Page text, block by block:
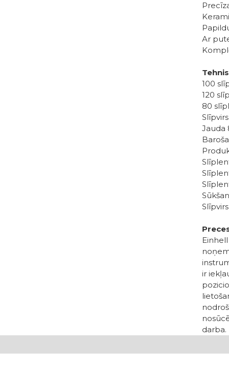
Ar
100
120
80
Jauda
ir
darba.